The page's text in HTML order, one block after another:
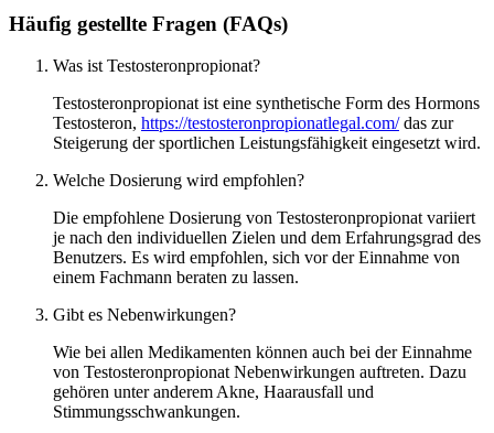
Häufig gestellte Fragen (FAQs)
Was ist Testosteronpropionat?
Testosteronpropionat ist eine synthetische Form des Hormons
Testosteron, https://testosteronpropionatlegal.com/das zur
Steigerung der sportlichen Leistungsfähigkeit eingesetzt wird.
Welche Dosierung wird empfohlen?
Die empfohlene Dosierung von Testosteronpropionat variiert
je nach den individuellen Zielen und dem Erfahrungsgrad des
Benutzers. Es wird empfohlen, sich vor der Einnahme von
einem Fachmann beraten zu lassen.
Gibt es Nebenwirkungen?
Wie bei allen Medikamenten können auch bei der Einnahme
von Testosteronpropionat Nebenwirkungen auftreten. Dazu
gehören unter anderem Akne, Haarausfall und
Stimmungsschwankungen.